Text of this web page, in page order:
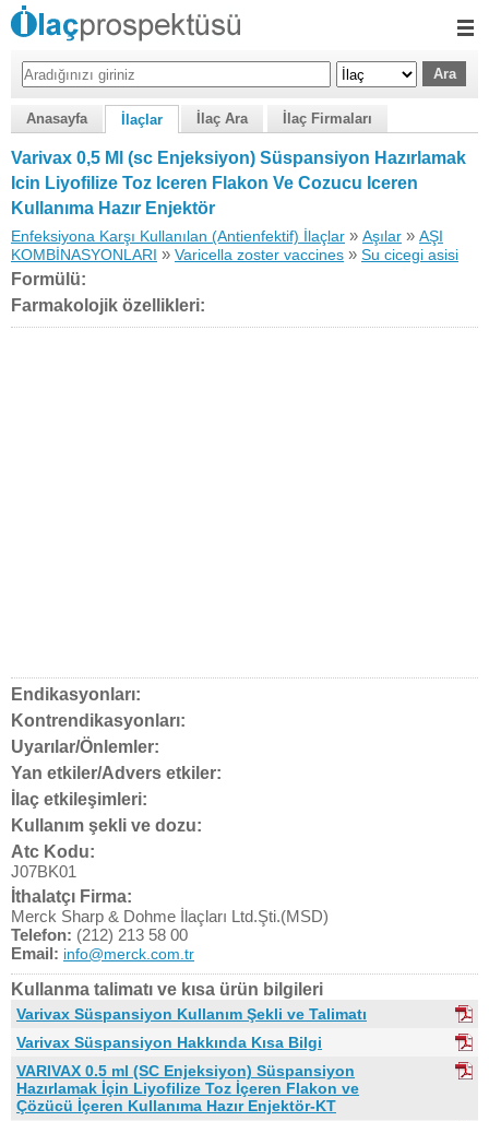
Anasayfa İlaçlar İlaç Ara İlaç Firmaları
Varivax 0,5 Ml (sc Enjeksiyon) Süspansiyon Hazırlamak
Icin Liyofilize Toz Iceren Flakon Ve Cozucu Iceren
Kullanıma Hazır Enjektör
Enfeksiyona Karşı Kullanılan (Antienfektif) İlaçlar » Aşılar » AŞI
KOMBİNASYONLARI » Varicella zoster vaccines » Su cicegi asisi
Formülü:
Farmakolojik özellikleri:
Endikasyonları:
Kontrendikasyonları:
Uyarılar/Önlemler:
Yan etkiler/Advers etkiler:
İlaç etkileşimleri:
Kullanım şekli ve dozu:
Atc Kodu:
J07BK01
İthalatçı Firma:
Merck Sharp & Dohme İlaçları Ltd.Şti.(MSD)
Telefon: (212) 213 58 00
Email: info@merck.com.tr
Kullanma talimatı ve kısa ürün bilgileri
Varivax Süspansiyon Kullanım Şekli ve Talimatı
Varivax Süspansiyon Hakkında Kısa Bilgi
VARIVAX 0.5 ml (SC Enjeksiyon) Süspansiyon
Hazırlamak İçin Liyofilize Toz İçeren Flakon ve
Çözücü İçeren Kullanıma Hazır Enjektör-KT